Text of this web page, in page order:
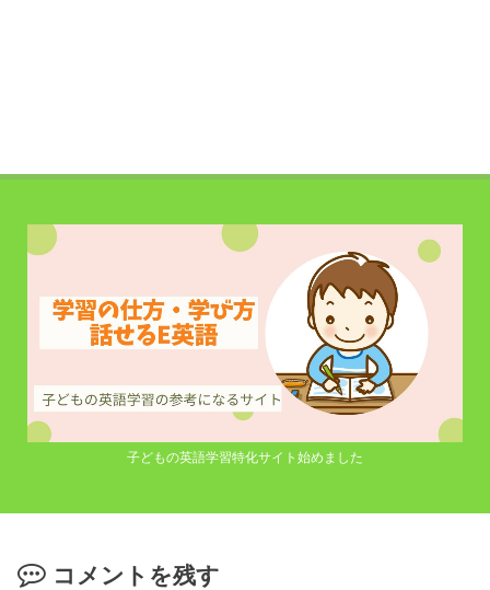
子どもの英語学習特化サイト始めました
コメントを残す